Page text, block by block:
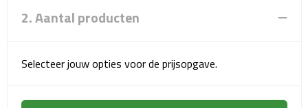
Sport- & Recreatietassen
2. Aantal producten
Selecteer jouw opties voor de prijsopgave.